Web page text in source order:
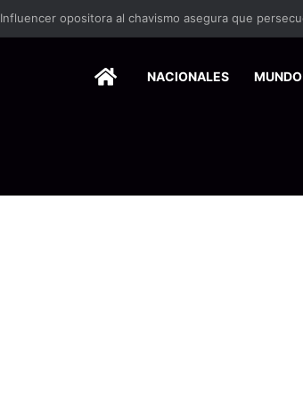
Industria plástica se suma a la economía circular
HOMENACIONALES MUNDO